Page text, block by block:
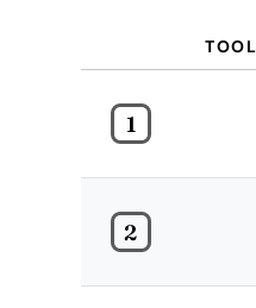
TOOL
1
2